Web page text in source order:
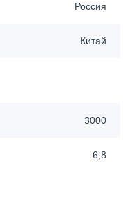
Россия
Китай
3000
6,8